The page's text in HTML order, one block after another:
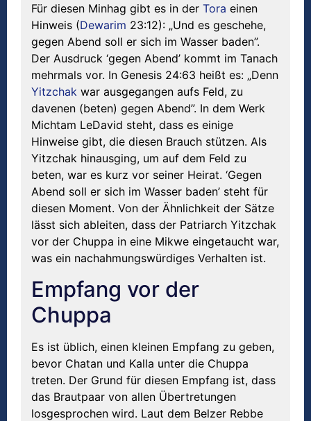
Für diesen Minhag gibt es in der Tora einen
Hinweis (Dewarim 23:12): „Und es geschehe,
gegen Abend soll er sich im Wasser baden”.
Der Ausdruck ‘gegen Abend’ kommt im Tanach
mehrmals vor. In Genesis 24:63 heißt es: „Denn
Yitzchak war ausgegangen aufs Feld, zu
davenen (beten) gegen Abend”. In dem Werk
Michtam LeDavid steht, dass es einige
Hinweise gibt, die diesen Brauch stützen. Als
Yitzchak hinausging, um auf dem Feld zu
beten, war es kurz vor seiner Heirat. ‘Gegen
Abend soll er sich im Wasser baden’ steht für
diesen Moment. Von der Ähnlichkeit der Sätze
lässt sich ableiten, dass der Patriarch Yitzchak
vor der Chuppa in eine Mikwe eingetaucht war,
was ein nachahmungswürdiges Verhalten ist.
Empfang vor der
Chuppa
Es ist üblich, einen kleinen Empfang zu geben,
bevor Chatan und Kalla unter die Chuppa
treten. Der Grund für diesen Empfang ist, dass
das Brautpaar von allen Übertretungen
losgesprochen wird. Laut dem Belzer Rebbe